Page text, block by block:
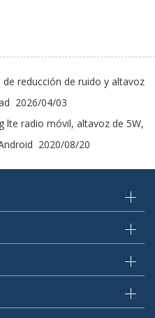
de reducción de ruido y altavoz
2026/04/03
lte radio móvil, altavoz de 5W,
2020/08/20